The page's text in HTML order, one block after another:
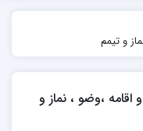
و تیمم
اقامه ،وضو ، نماز و